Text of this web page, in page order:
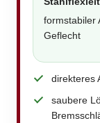
formstabiler
Geflecht
direkteres
saubere